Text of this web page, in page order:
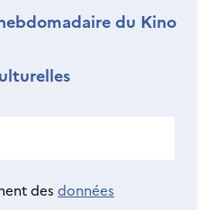
du Kino
des données